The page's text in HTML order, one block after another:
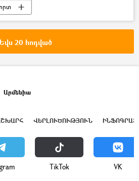
Եվս 20 հոդված
Արմենիա
ՎԵՐԼՈՒԾՈՒԹՅՈՒՆ
ТikТоk VK